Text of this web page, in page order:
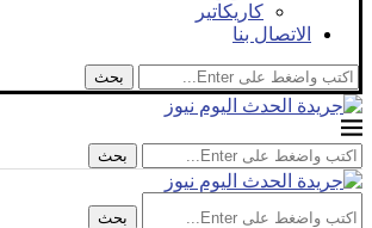
كاريكاتير
الاتصال بنا
بحث
بحث
بحث